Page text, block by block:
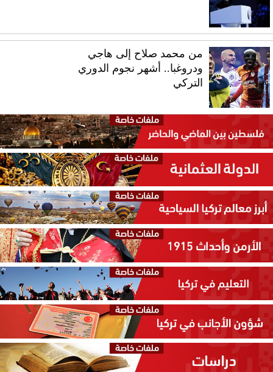
من محمد صلاح إلى هاجي
ودروغبا.. أشهر نجوم الدوري
التركي